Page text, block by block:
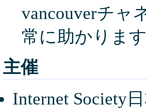
vancouverチャ
常に助かりま
主催
Internet Society